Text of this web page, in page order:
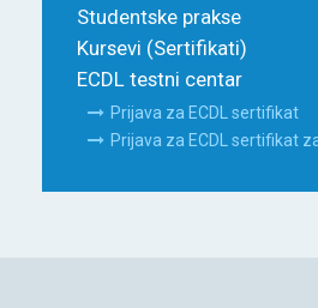
Studentske prakse
Kursevi (Sertifikati)
ECDL testni centar
Prijava za ECDL sertifikat
Prijava za ECDL sertifikat